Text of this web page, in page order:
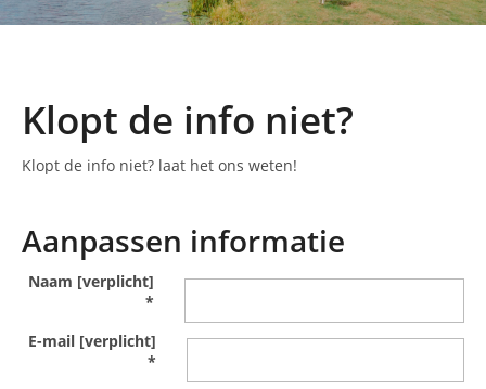
Klopt de info niet?
Klopt de info niet? laat het ons weten!
Aanpassen informatie
Naam [verplicht]
*
E-mail [verplicht]
*